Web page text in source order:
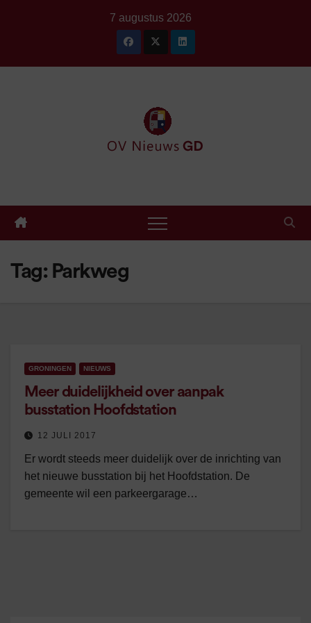
7 augustus 2026
Tag: Parkweg
GRONINGEN NIEUWS
Meer duidelijkheid over aanpak
busstation Hoofdstation
12 JULI 2017
Er wordt steeds meer duidelijk over de inrichting van
het nieuwe busstation bij het Hoofdstation. De
gemeente wil een parkeergarage…